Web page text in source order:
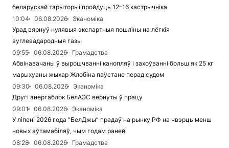
беларускай тэрыторыі пройдуць 12–16 кастрычніка
10:04
06.08.2026
Эканоміка
Урад вярнуў нулявыя экспартныя пошліны на лёгкія
вуглевадародныя газы
09:55
06.08.2026
Грамадства
Абвінавачаны ў вырошчванні канопляў і захоўванні больш як 25 кг
марыхуаны жыхар Жлобіна паўстане перад судом
09:30
06.08.2026
Эканоміка
Другі энергаблок БелАЭС вернуты ў працу
09:01
06.08.2026
Эканоміка
У ліпені 2026 года “БелДжы” прадаў на рынку РФ на чвэрць менш
новых аўтамабіляў, чым годам раней
08:28
06.08.2026
Грамадства